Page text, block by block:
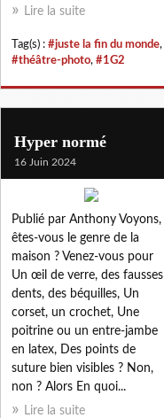
Lire la suite
Tag(s) : #juste la fin du monde,
#théâtre-photo, #1G2
Hyper normé
16 Juin 2024
Publié par Anthony Voyons,
êtes-vous le genre de la
maison ? Venez-vous pour
Un œil de verre, des fausses
dents, des béquilles, Un
corset, un crochet, Une
poitrine ou un entre-jambe
en latex, Des points de
suture bien visibles ? Non,
non ? Alors En quoi...
Lire la suite